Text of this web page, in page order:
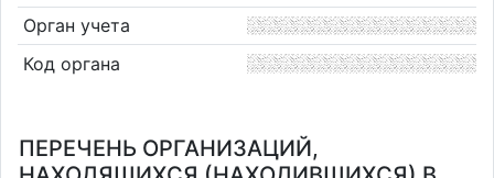
Орган учета
Код органа
ПЕРЕЧЕНЬ ОРГАНИЗАЦИЙ,